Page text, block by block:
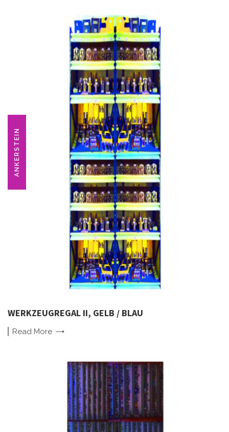
ANKERSTEIN
WERKZEUGREGAL II, GELB / BLAU
Read More